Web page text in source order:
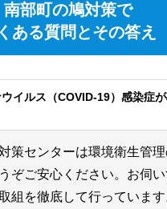
南部町の鳩対策で
ある質問とその答え
イルス（COVID-19）感染症
策センターは環境衛生管理
ぞご安心ください。お伺い
組を徹底して行っています